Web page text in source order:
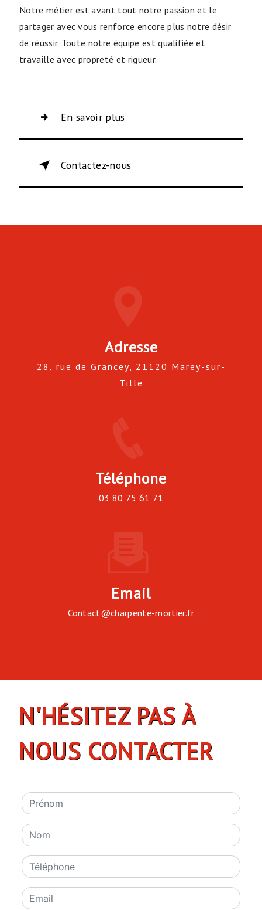
Notre métier est avant tout notre passion et le
partager avec vous renforce encore plus notre désir
de réussir. Toute notre équipe est qualifiée et
travaille avec propreté et rigueur.
En savoir plus
Contactez-nous
Adresse
28, rue de Grancey, 21120 Marey-sur-
Tille
Téléphone
03 80 75 61 71
Email
contact@charpente-mortier.fr
N'HÉSITEZ PAS À
NOUS CONTACTER